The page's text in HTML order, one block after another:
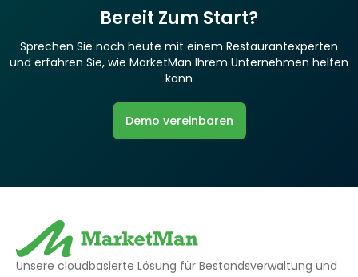
Bereit Zum Start?
Sprechen Sie noch heute mit einem Restaurantexperten
und erfahren Sie, wie MarketMan Ihrem Unternehmen helfen
kann
Demo vereinbaren
Unsere cloudbasierte Lösung für Bestandsverwaltung und